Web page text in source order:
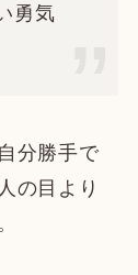
勇気
分勝手で
の目より